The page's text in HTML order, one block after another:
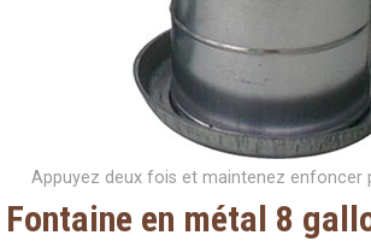
Appuyez deux fois et maintenez enfoncer
Fontaine en métal 8